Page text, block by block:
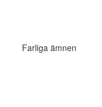
Farliga ämnen